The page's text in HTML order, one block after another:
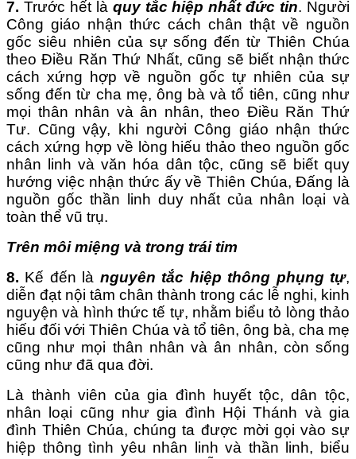
7. Trước hết là quy tắc hiệp nhất đức tin. Người
Công giáo nhận thức cách chân thật về nguồn
gốc siêu nhiên của sự sống đến từ Thiên Chúa
theo Điều Răn Thứ Nhất, cũng sẽ biết nhận thức
cách xứng hợp về nguồn gốc tự nhiên của sự
sống đến từ cha mẹ, ông bà và tổ tiên, cũng như
mọi thân nhân và ân nhân, theo Điều Răn Thứ
Tư. Cũng vậy, khi người Công giáo nhận thức
cách xứng hợp về lòng hiếu thảo theo nguồn gốc
nhân linh và văn hóa dân tộc, cũng sẽ biết quy
hướng việc nhận thức ấy về Thiên Chúa, Đấng là
nguồn gốc thần linh duy nhất của nhân loại và
toàn thể vũ trụ.
Trên môi miệng và trong trái tim
8. Kế đến là nguyên tắc hiệp thông phụng tự,
diễn đạt nội tâm chân thành trong các lễ nghi, kinh
nguyện và hình thức tế tự, nhằm biểu tỏ lòng thảo
hiếu đối với Thiên Chúa và tổ tiên, ông bà, cha mẹ
cũng như mọi thân nhân và ân nhân, còn sống
cũng như đã qua đời.
Là thành viên của gia đình huyết tộc, dân tộc,
nhân loại cũng như gia đình Hội Thánh và gia
đình Thiên Chúa, chúng ta được mời gọi vào sự
hiệp thông tình yêu nhân linh và thần linh, biểu